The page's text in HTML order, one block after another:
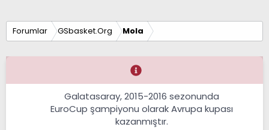
Forumlar GSbasket.Org Mola
Galatasaray, 2015-2016 sezonunda
EuroCup şampiyonu olarak Avrupa kupası
kazanmıştır.